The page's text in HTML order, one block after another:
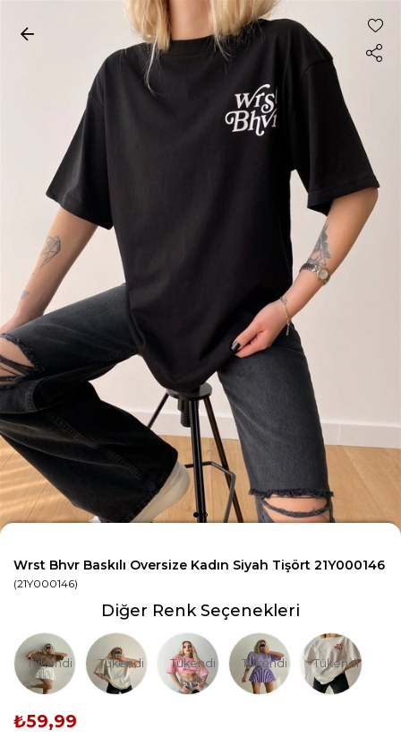
Wrst Bhvr Baskılı Oversize Kadın Siyah Tişört 21Y000146
(21Y000146)
Diğer Renk Seçenekleri
Tükendi Tükendi Tükendi Tükendi Tükendi
₺59,99